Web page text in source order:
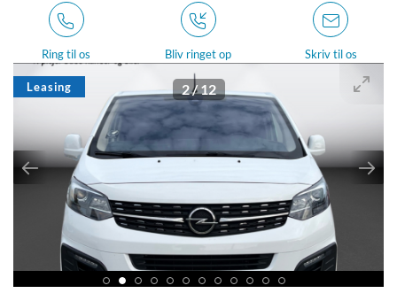
Ring til os Bliv ringet op Skriv til os
Leasing 3/12